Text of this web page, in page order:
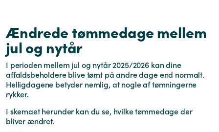
Ændrede tømmedage mellem
jul og nytår
I perioden mellem jul og nytår 2025/2026 kan dine
affaldsbeholdere blive tømt på andre dage end normalt.
Helligdagene betyder nemlig, at nogle af tømningerne
rykker.
I skemaet herunder kan du se, hvilke tømmedage der
bliver ændret.